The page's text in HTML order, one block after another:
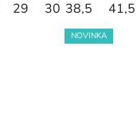
29 30 31 32
38,5 41,5
NOVINKA